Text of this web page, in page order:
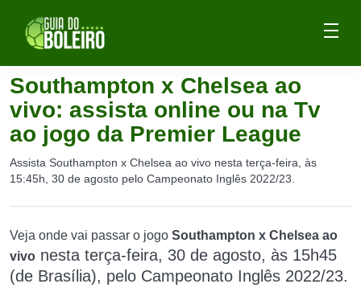
Southampton x Chelsea ao
vivo: assista online ou na Tv
ao jogo da Premier League
Assista Southampton x Chelsea ao vivo nesta terça-feira, às
15:45h, 30 de agosto pelo Campeonato Inglês 2022/23.
Veja onde vai passar o jogo Southampton x Chelsea ao
vivo nesta terça-feira, 30 de agosto, às 15h45
(de Brasília), pelo Campeonato Inglês 2022/23.